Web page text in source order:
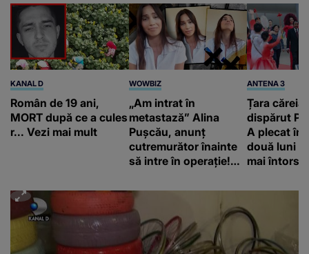
KANAL D
Român de 19 ani,
MORT după ce a cules
r... Vezi mai mult
WOWBIZ
„Am intrat în
metastază” Alina
Pușcău, anunț
cutremurător înainte
să intre în operație!
mesaj emoționant
ANTENA 3
Țara căreia
dispărut
A plecat în
două luni
mai întors